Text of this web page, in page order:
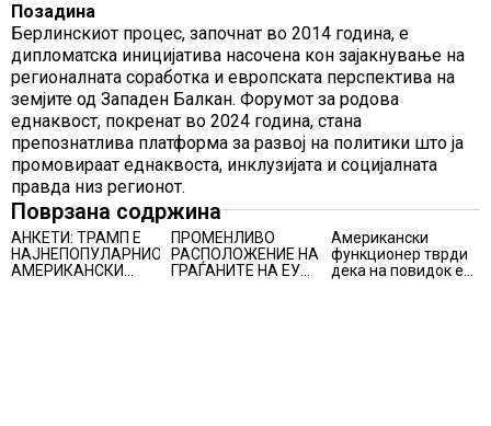
Позадина
Берлинскиот процес, започнат во 2014 година, е
дипломатска иницијатива насочена кон зајакнување на
регионалната соработка и европската перспектива на
земјите од Западен Балкан. Форумот за родова
еднаквост, покренат во 2024 година, стана
препознатлива платформа за развој на политики што ја
промовираат еднаквоста, инклузијата и социјалната
правда низ регионот.
Поврзана содржина
АНКЕТИ: ТРАМП Е
НАЈНЕПОПУЛАРНИОТ
АМЕРИКАНСКИ
ПРОМЕНЛИВО
РАСПОЛОЖЕНИЕ НА
ГРАЃАНИТЕ НА ЕУ
Американски
функционер тврди
дека на повидок е